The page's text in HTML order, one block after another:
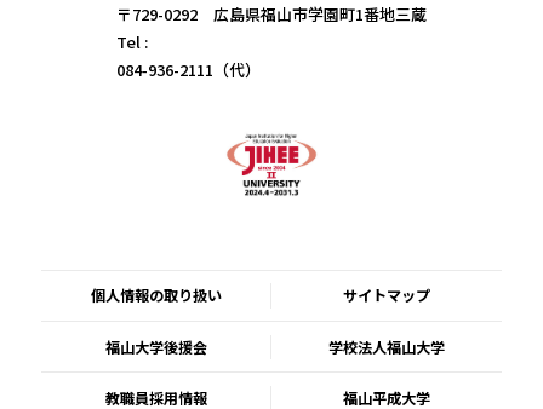
〒729-0292 広島県福山市学園町1番地三蔵
Tel :
084-936-2111（代）
個人情報の取り扱い サイトマップ
福山大学後援会 学校法人福山大学
教職員採用情報 福山平成大学